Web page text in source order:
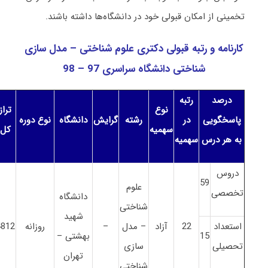
تخمینی از امکان قبولی خود در دانشگاه‌ها داشته باشند.
کارنامه و رتبه قبولی دکتری علوم شناختی – مدل سازی
شناختی دانشگاه سراسری 97 – 98
درصد
پاسخگویی
به هر درس
رتبه
در
سهمیه
نوع
سهمیه
رشته گرایش دانشگاه نوع دوره
تراز
کل
دروس
تخصصی
59
22 آزاد
علوم
شناختی
– مدل
سازی
–
دانشگاه
شهید
بهشتی –
تهران
روزانه
استعداد
تحصیلی
15